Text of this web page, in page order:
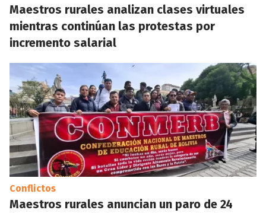
Maestros rurales analizan clases virtuales
mientras continúan las protestas por
incremento salarial
Conflictos
Maestros rurales anuncian un paro de 24